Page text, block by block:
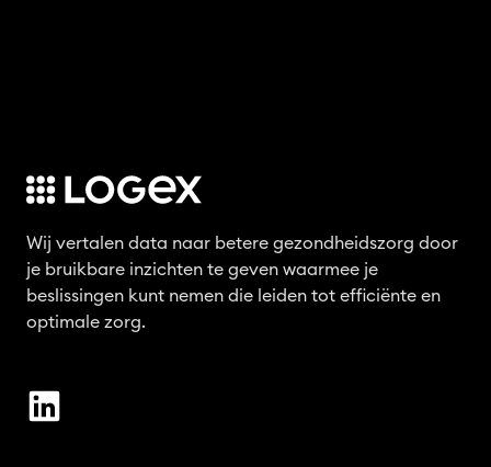
Wij vertalen data naar betere gezondheidszorg door
je bruikbare inzichten te geven waarmee je
beslissingen kunt nemen die leiden tot efficiënte en
optimale zorg.